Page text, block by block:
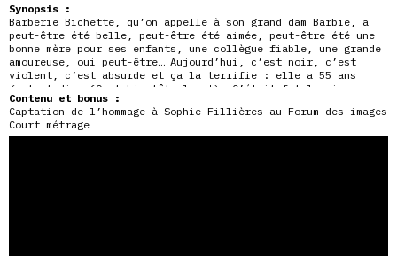
Synopsis :
Barberie Bichette, qu’on appelle à son grand dam Barbie, a
peut-être été belle, peut-être été aimée, peut-être été une
bonne mère pour ses enfants, une collègue fiable, une grande
amoureuse, oui peut-être… Aujourd’hui, c’est noir, c’est
violent, c’est absurde et ça la terrifie : elle a 55 ans
(autant dire
60 et bientôt plus !). C’était fatal mais
comment faire avec soi-même, avec la mort, avec la vie en
somme…
Contenu et bonus :
Captation de l’hommage à Sophie Fillières au Forum des images
Court métrage